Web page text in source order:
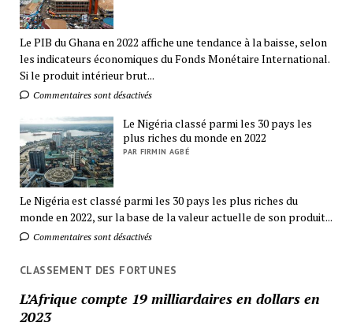
Le PIB du Ghana en 2022 affiche une tendance à la baisse, selon
les indicateurs économiques du Fonds Monétaire International.
Si le produit intérieur brut...
Commentaires sont désactivés
Le Nigéria classé parmi les 30 pays les
plus riches du monde en 2022
PAR FIRMIN AGBÉ
Le Nigéria est classé parmi les 30 pays les plus riches du
monde en 2022, sur la base de la valeur actuelle de son produit...
Commentaires sont désactivés
CLASSEMENT DES FORTUNES
L’Afrique compte 19 milliardaires en dollars en
2023